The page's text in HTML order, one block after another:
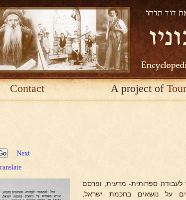
Contact A project of
Next
ספרותית- מדעית, ופרסם
על נושאים בחכמת ישראל,